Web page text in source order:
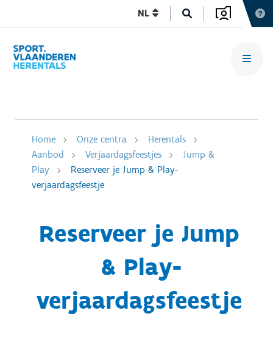
NL
Home Onze centra
Herentals
Aanbod
Verjaardagsfeestjes
Jump &
Play
Reserveer je Jump & Play-
verjaardagsfeestje
Reserveer je Jump
& Play-
verjaardagsfeestje